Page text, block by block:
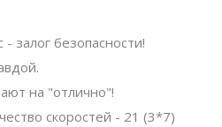
залог безопасности!
на "отлично"!
скоростей - 21 (3*7)